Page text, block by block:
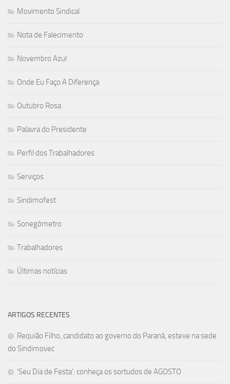
Movimento Sindical
Nota de Falecimento
Novembro Azul
Onde Eu Faço A Diferença
Outubro Rosa
Palavra do Presidente
Perfil dos Trabalhadores
Serviços
Sindimofest
Sonegômetro
Trabalhadores
Últimas notícias
ARTIGOS RECENTES
Requião Filho, candidato ao governo do Paraná, esteve na sede
do Sindimovec
‘Seu Dia de Festa’: conheça os sortudos de AGOSTO